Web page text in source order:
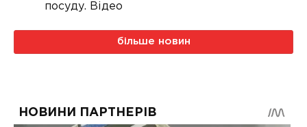
посуду. Відео
більше новин